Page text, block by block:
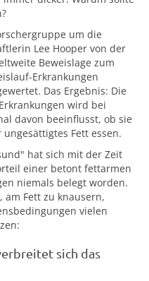
um die
Lee Hooper von der
Beweislage zum
Erkrankungen
Das Ergebnis: Die
wird bei
davon beeinflusst, ob sie
Fett essen.
hat sich mit der Zeit
einer betont fettarmen
niemals belegt worden.
am Fett zu knausern,
vielen
sich das